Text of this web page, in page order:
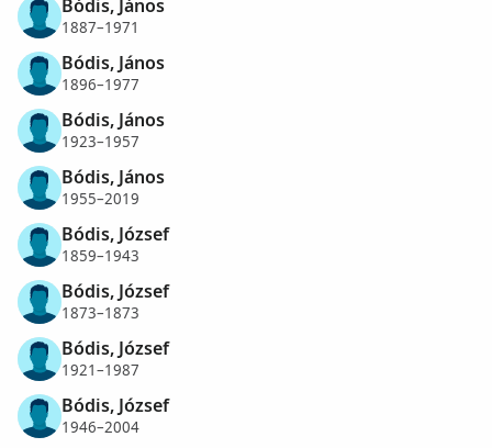
Bódis, János
1887–1971
Bódis, János
1896–1977
Bódis, János
1923–1957
Bódis, János
1955–2019
Bódis, József
1859–1943
Bódis, József
1873–1873
Bódis, József
1921–1987
Bódis, József
1946–2004